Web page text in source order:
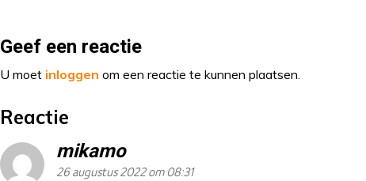
Geef een reactie
U moet inloggen om een reactie te kunnen plaatsen.
Reactie
mikamo
26 augustus 2022 om 08:31